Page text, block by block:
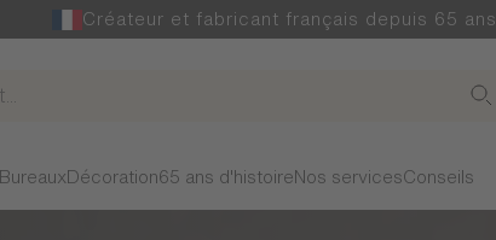
Créateur et fabricant français depuis 65 ans
Bureaux Décoration65 ans d'histoire Nos servicesConseils